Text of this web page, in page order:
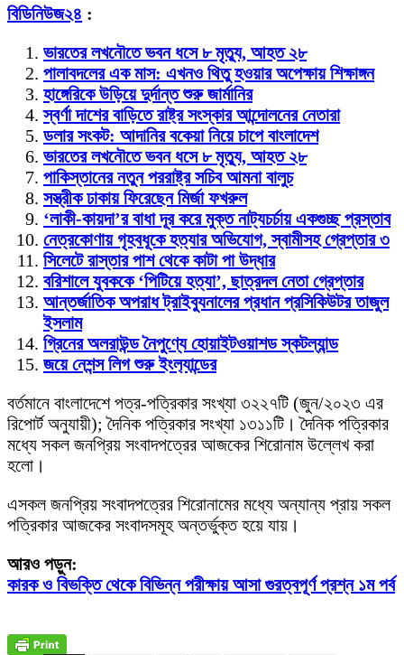
বিডিনিউজ২৪ :
ভারতের লখনৌতে ভবন ধসে ৮ মৃত্যু, আহত ২৮
পালাবদলের এক মাস: এখনও থিতু হওয়ার অপেক্ষায় শিক্ষাঙ্গন
হাঙ্গেরিকে উড়িয়ে দুর্দান্ত শুরু জার্মানির
স্বর্ণা দাশের বাড়িতে রাষ্ট্র সংস্কার আন্দোলনের নেতারা
ডলার সংকট: আদানির বকেয়া নিয়ে চাপে বাংলাদেশ
ভারতের লখনৌতে ভবন ধসে ৮ মৃত্যু, আহত ২৮
পাকিস্তানের নতুন পররাষ্ট্র সচিব আমনা বালুচ
সস্ত্রীক ঢাকায় ফিরেছেন মির্জা ফখরুল
‘লাকী-কায়দা’র বাধা দূর করে মুক্ত নাট্যচর্চায় একগুচ্ছ প্রস্তাব
নেত্রকোণায় গৃহবধূকে হত্যার অভিযোগ, স্বামীসহ গ্রেপ্তার ৩
সিলেটে রাস্তার পাশ থেকে কাটা পা উদ্ধার
বরিশালে যুবককে ‘পিটিয়ে হত্যা’, ছাত্রদল নেতা গ্রেপ্তার
আন্তর্জাতিক অপরাধ ট্রাইব্যুনালের প্রধান প্রসিকিউটর তাজুল
ইসলাম
গ্রিনের অলরাউন্ড নৈপুণ্যে হোয়াইটওয়াশড স্কটল্যান্ড
জয়ে নেশন্স লিগ শুরু ইংল‍্যান্ডের
বর্তমানে বাংলাদেশে পত্র-পত্রিকার সংখ্যা ৩২২৭টি (জুন/২০২৩ এর
রিপোর্ট অনুযায়ী); দৈনিক পত্রিকার সংখ্যা ১৩১১টি। দৈনিক পত্রিকার
মধ্যে সকল জনপ্রিয় সংবাদপত্রের আজকের শিরোনাম উল্লেখ করা
হলো।
এসকল জনপ্রিয় সংবাদপত্রের শিরোনামের মধ্যে অন্যান্য প্রায় সকল
পত্রিকার আজকের সংবাদসমূহ অন্তর্ভুক্ত হয়ে যায়।
আরও পড়ুন:
কারক ও বিভক্তি থেকে বিভিন্ন পরীক্ষায় আসা গুরত্বপূর্ণ প্রশ্ন ১ম পর্ব